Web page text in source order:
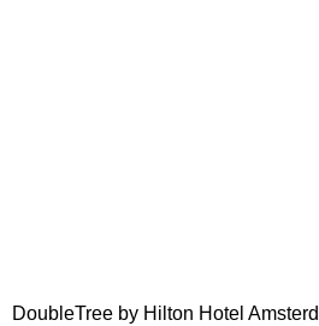
DoubleTree by Hilton Hotel